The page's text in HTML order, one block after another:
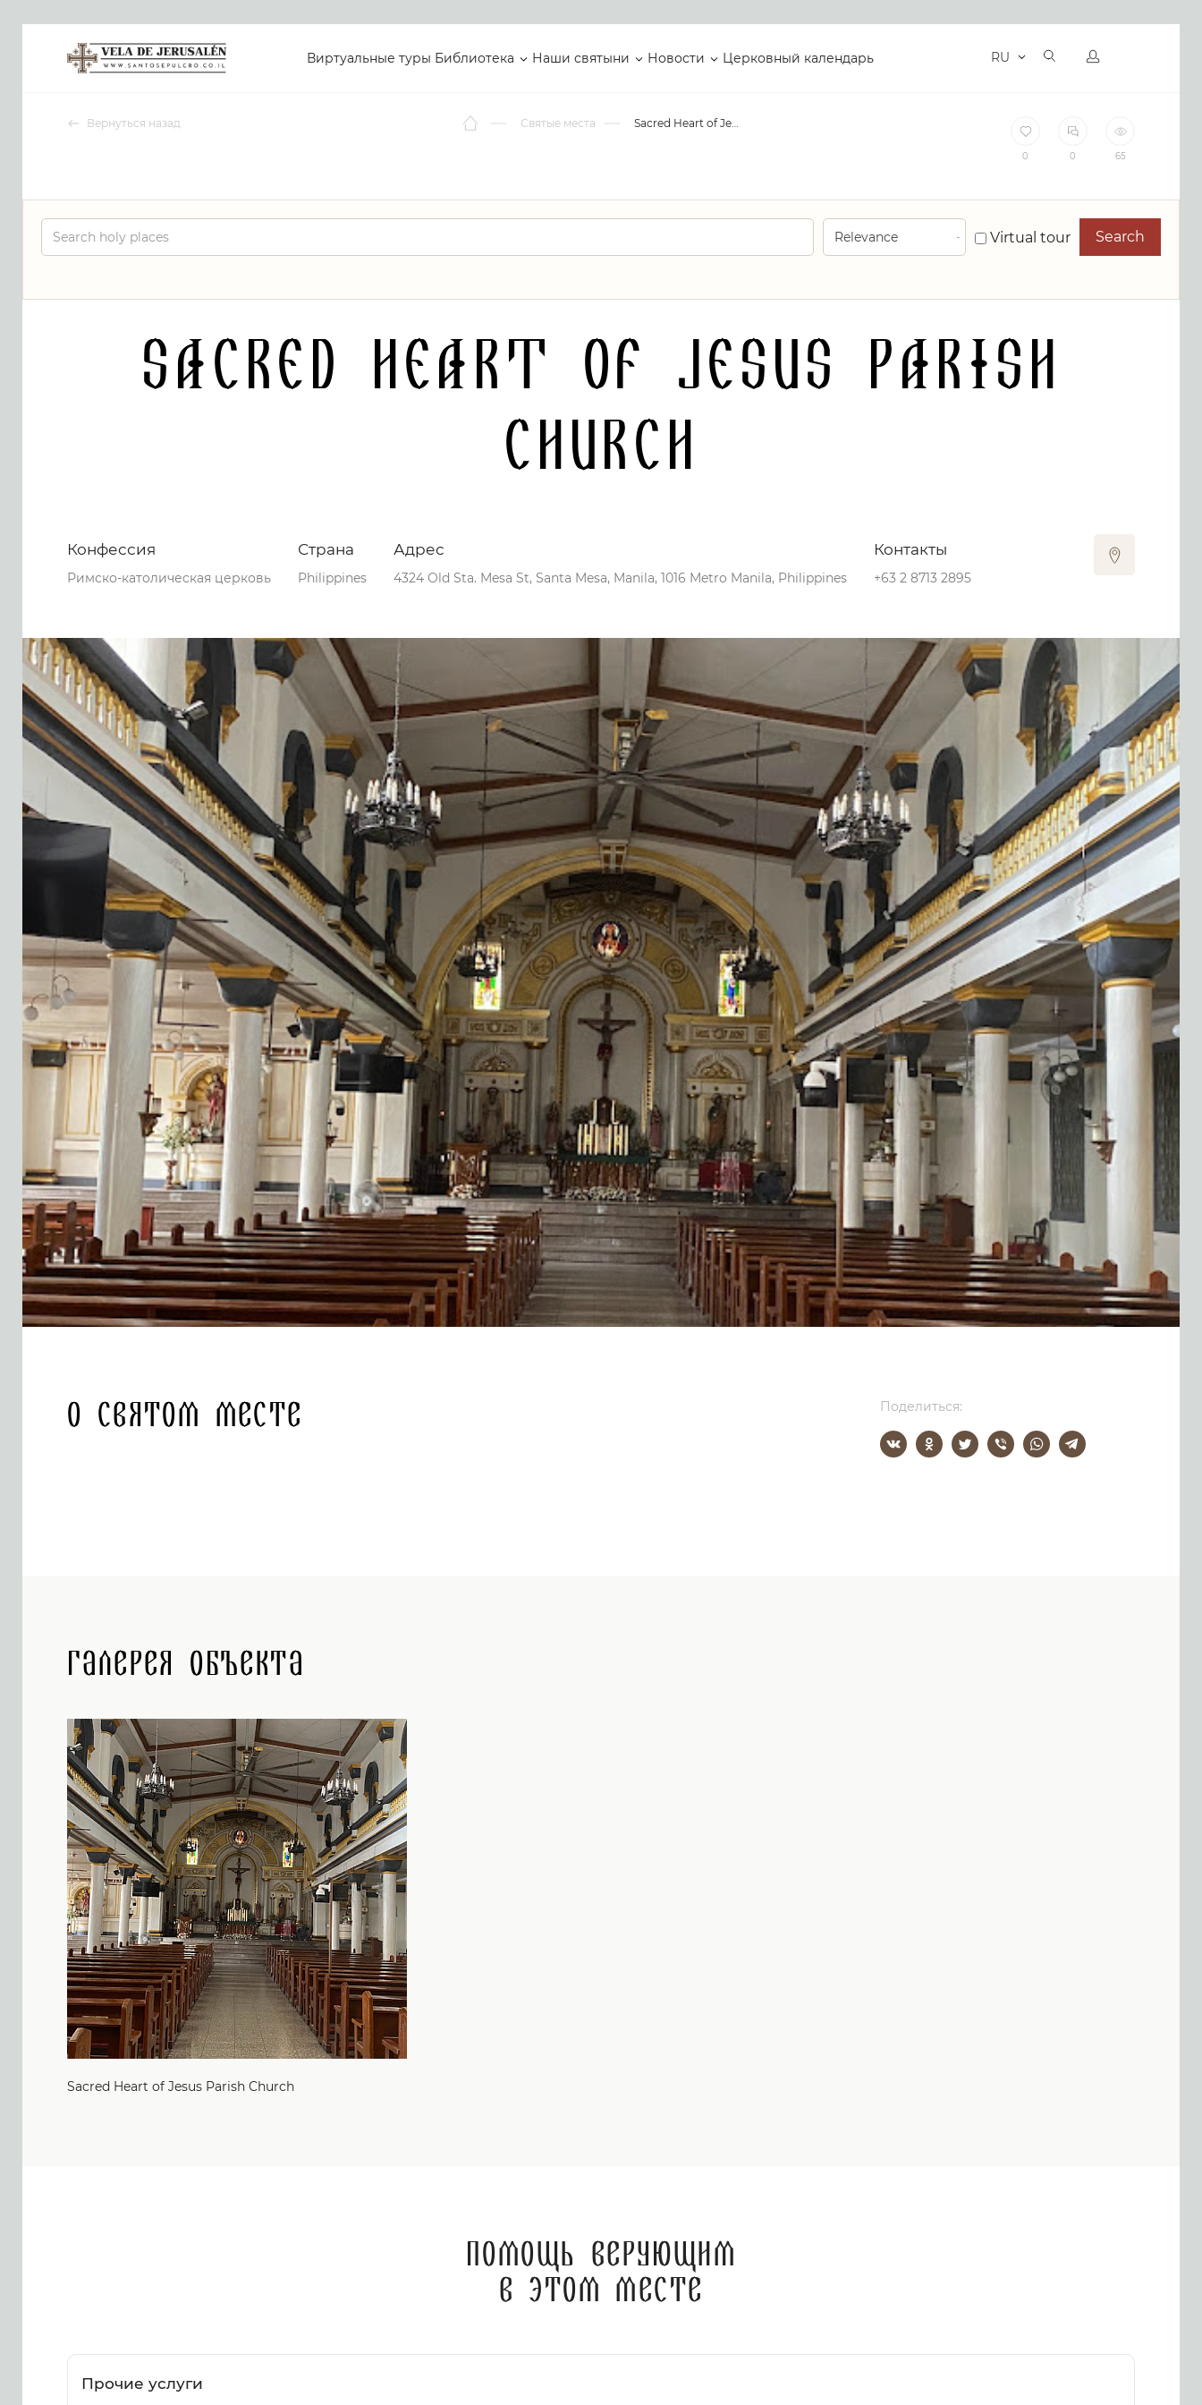
Виртуальные туры Библиотека Наши святыни Новости Церковный календарь RU
Вернуться назад Святые места Sacred Heart of Jesus Parish Church
0 0 65
Virtual tour Search
Sacred Heart of Jesus Parish
Church
Конфессия
Римско-католическая церковь
Страна
Philippines
Адрес
4324 Old Sta. Mesa St, Santa Mesa, Manila, 1016 Metro Manila, Philippines
Контакты
+63 2 8713 2895
О святом месте Поделиться:
Галерея объекта
Sacred Heart of Jesus Parish Church
Помощь верующим
в этом месте
Прочие услуги